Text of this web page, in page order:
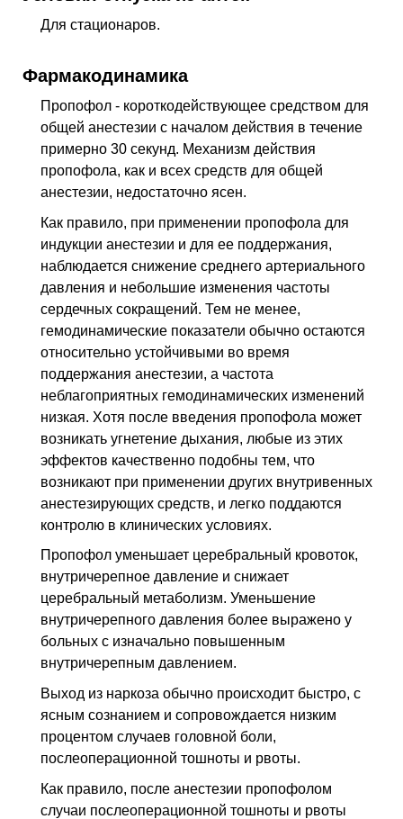
Для стационаров.
Фармакодинамика
Пропофол - короткодействующее средством для
общей анестезии с началом действия в течение
примерно 30 секунд. Механизм действия
пропофола, как и всех средств для общей
анестезии, недостаточно ясен.
Как правило, при применении пропофола для
индукции анестезии и для ее поддержания,
наблюдается снижение среднего артериального
давления и небольшие изменения частоты
сердечных сокращений. Тем не менее,
гемодинамические показатели обычно остаются
относительно устойчивыми во время
поддержания анестезии, а частота
неблагоприятных гемодинамических изменений
низкая. Хотя после введения пропофола может
возникать угнетение дыхания, любые из этих
эффектов качественно подобны тем, что
возникают при применении других внутривенных
анестезирующих средств, и легко поддаются
контролю в клинических условиях.
Пропофол уменьшает церебральный кровоток,
внутричерепное давление и снижает
церебральный метаболизм. Уменьшение
внутричерепного давления более выражено у
больных с изначально повышенным
внутричерепным давлением.
Выход из наркоза обычно происходит быстро, с
ясным сознанием и сопровождается низким
процентом случаев головной боли,
послеоперационной тошноты и рвоты.
Как правило, после анестезии пропофолом
случаи послеоперационной тошноты и рвоты